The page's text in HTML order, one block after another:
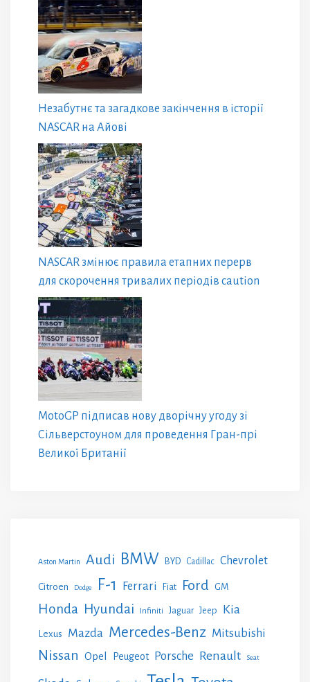
Незабутнє та загадкове закінчення в історії
NASCAR на Айові
NASCAR змінює правила етапних перерв
для скорочення тривалих періодів caution
MotoGP підписав нову дворічну угоду зі
Сільверстоуном для проведення Гран-прі
Великої Британії
Aston Martin Audi BMW BYD Cadillac Chevrolet
Citroen Dodge F-1 Ferrari Fiat Ford GM
Honda Hyundai Infiniti Jaguar Jeep Kia
Lexus Mazda Mercedes-Benz Mitsubishi
Nissan Opel Peugeot Porsche Renault Seat